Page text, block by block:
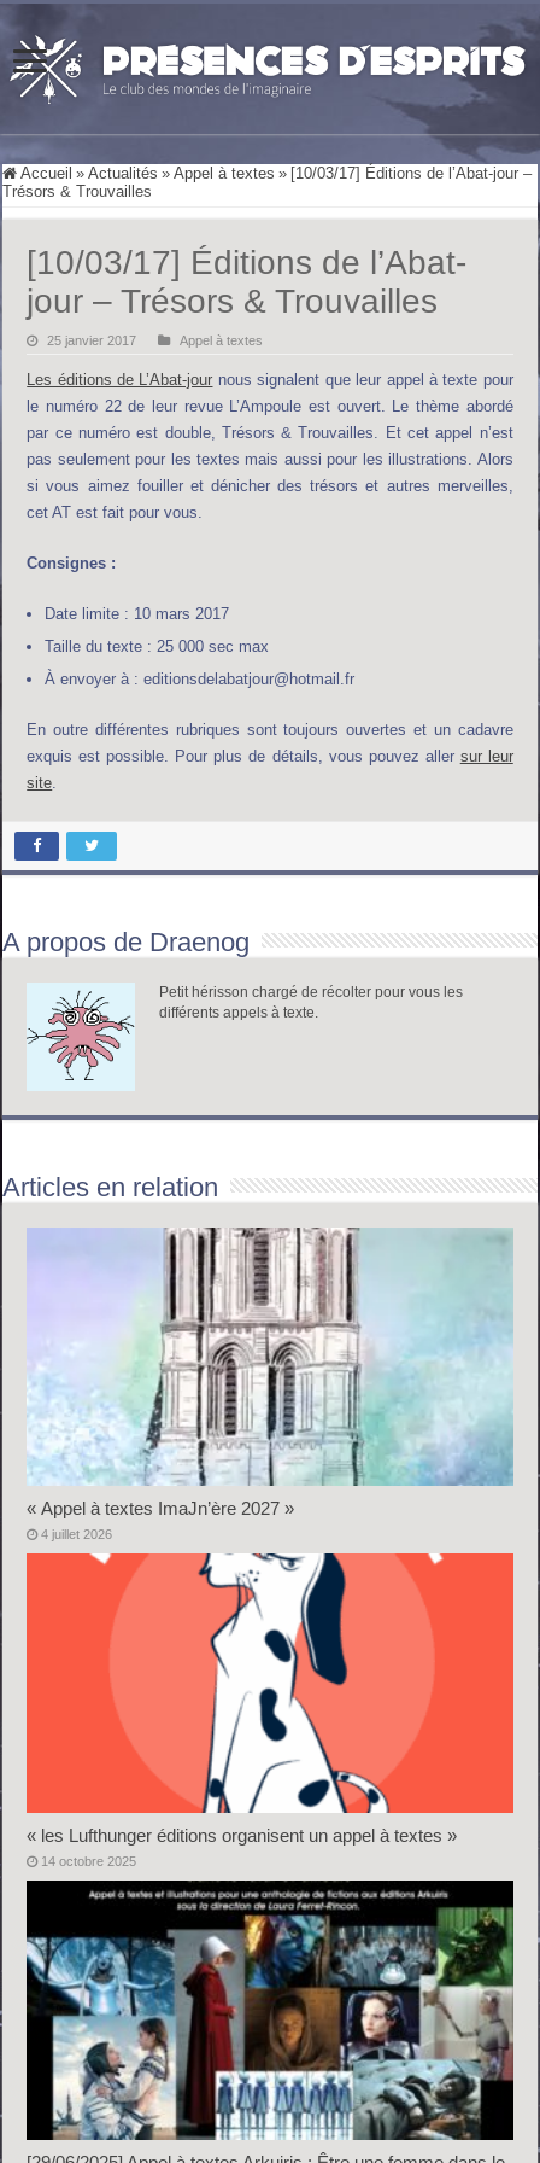
Accueil » Actualités » Appel à textes » [10/03/17] Éditions de l’Abat-jour –
Trésors & Trouvailles
[10/03/17] Éditions de l’Abat-
jour – Trésors & Trouvailles
25 janvier 2017 Appel à textes
Les éditions de L’Abat-jour nous signalent que leur appel à texte pour
le numéro 22 de leur revue L’Ampoule est ouvert. Le thème abordé
par ce numéro est double, Trésors & Trouvailles. Et cet appel n’est
pas seulement pour les textes mais aussi pour les illustrations. Alors
si vous aimez fouiller et dénicher des trésors et autres merveilles,
cet AT est fait pour vous.
Consignes :
Date limite : 10 mars 2017
Taille du texte : 25 000 sec max
À envoyer à : editionsdelabatjour@hotmail.fr
En outre différentes rubriques sont toujours ouvertes et un cadavre
exquis est possible. Pour plus de détails, vous pouvez aller sur leur
site
A propos de Draenog
Petit hérisson chargé de récolter pour vous les
différents appels à texte.
Articles en relation
« Appel à textes ImaJn’ère 2027 »
4 juillet 2026
« les Lufthunger éditions organisent un appel à textes »
14 octobre 2025